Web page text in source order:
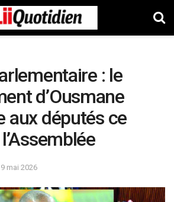
: le
d’Ousmane
aux députés ce
mai 2026